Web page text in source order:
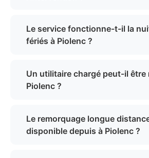
Le service fonctionne-t-il la
fériés à Piolenc ?
Un utilitaire chargé peut-il être
Piolenc ?
Le remorquage longue
disponible depuis à Piolenc ?